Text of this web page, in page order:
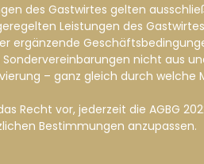
des Gastwirtes gelten
Leistungen des
ergänzende
Sondervereinbarungen nicht aus
– ganz gleich durch
Recht vor, jederzeit die AGBG
Bestimmungen anzupassen.